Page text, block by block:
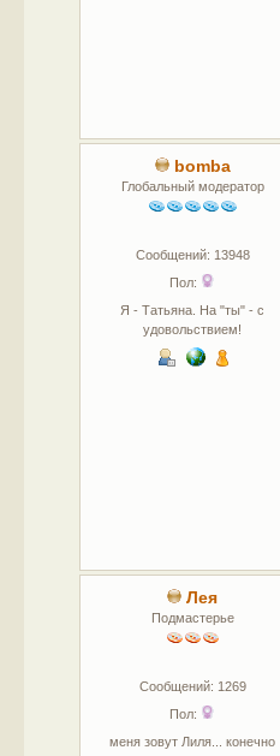
bomba
Глобальный модератор
Сообщений: 13948
Пол:
Я - Татьяна. На "ты" - с
удовольствием!
Лея
Подмастерье
Сообщений: 1269
Пол:
меня зовут Лиля... конечно